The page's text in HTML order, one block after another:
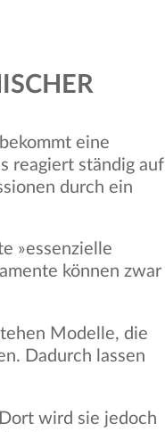
eine
reagiert ständig auf
durch ein
»essenzielle
können zwar
Modelle, die
Dadurch lassen
wird sie jedoch